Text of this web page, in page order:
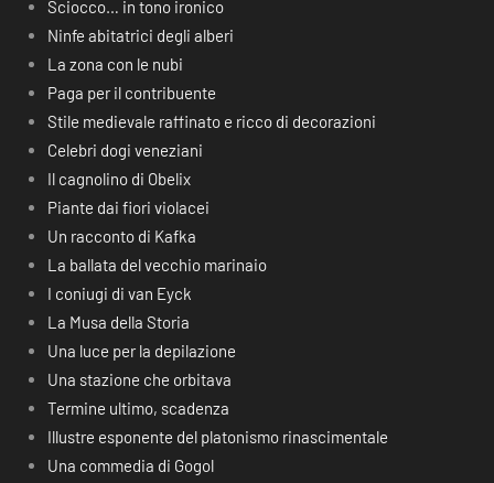
Sciocco… in tono ironico
Ninfe abitatrici degli alberi
La zona con le nubi
Paga per il contribuente
Stile medievale raffinato e ricco di decorazioni
Celebri dogi veneziani
Il cagnolino di Obelix
Piante dai fiori violacei
Un racconto di Kafka
La ballata del vecchio marinaio
I coniugi di van Eyck
La Musa della Storia
Una luce per la depilazione
Una stazione che orbitava
Termine ultimo, scadenza
Illustre esponente del platonismo rinascimentale
Una commedia di Gogol